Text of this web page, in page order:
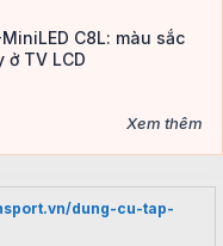
C8L: màu sắc
ở TV LCD
Xem thêm
dung-cu-tap-